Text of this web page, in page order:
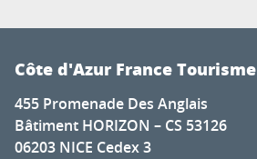
Côte d'Azur France Tourisme
455 Promenade Des Anglais
Bâtiment HORIZON – CS 53126
06203 NICE Cedex 3